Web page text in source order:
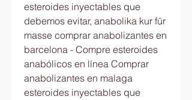
esteroides inyectables que
debemos evitar, anabolika kur für
masse comprar anabolizantes en
barcelona - Compre esteroides
anabólicos en línea Comprar
anabolizantes en malaga
esteroides inyectables que